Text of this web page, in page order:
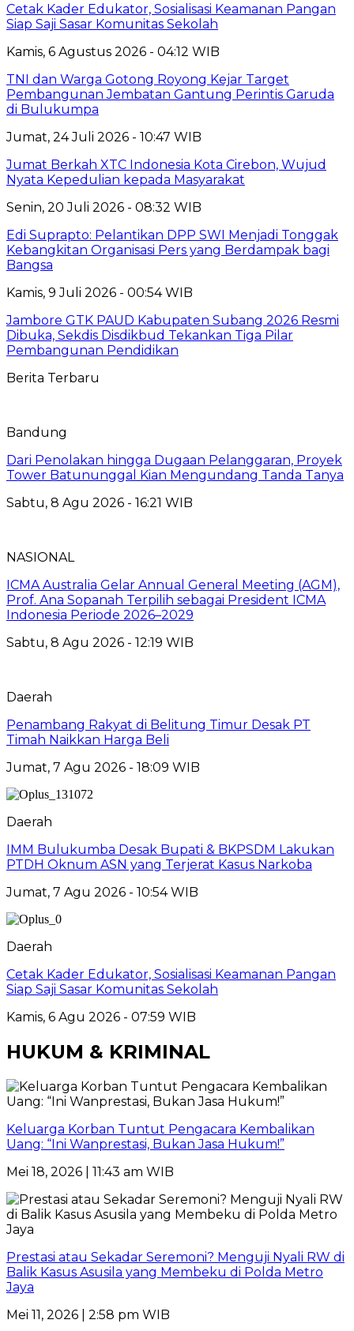
Cetak Kader Edukator, Sosialisasi Keamanan Pangan
Siap Saji Sasar Komunitas Sekolah
Kamis, 6 Agustus 2026 - 04:12 WIB
TNI dan Warga Gotong Royong Kejar Target
Pembangunan Jembatan Gantung Perintis Garuda
di Bulukumpa
Jumat, 24 Juli 2026 - 10:47 WIB
Jumat Berkah XTC Indonesia Kota Cirebon, Wujud
Nyata Kepedulian kepada Masyarakat
Senin, 20 Juli 2026 - 08:32 WIB
Edi Suprapto: Pelantikan DPP SWI Menjadi Tonggak
Kebangkitan Organisasi Pers yang Berdampak bagi
Bangsa
Kamis, 9 Juli 2026 - 00:54 WIB
Jambore GTK PAUD Kabupaten Subang 2026 Resmi
Dibuka, Sekdis Disdikbud Tekankan Tiga Pilar
Pembangunan Pendidikan
Berita Terbaru
Bandung
Dari Penolakan hingga Dugaan Pelanggaran, Proyek
Tower Batununggal Kian Mengundang Tanda Tanya
Sabtu, 8 Agu 2026 - 16:21 WIB
NASIONAL
ICMA Australia Gelar Annual General Meeting (AGM),
Prof. Ana Sopanah Terpilih sebagai President ICMA
Indonesia Periode 2026–2029
Sabtu, 8 Agu 2026 - 12:19 WIB
Daerah
Penambang Rakyat di Belitung Timur Desak PT
Timah Naikkan Harga Beli
Jumat, 7 Agu 2026 - 18:09 WIB
Daerah
IMM Bulukumba Desak Bupati & BKPSDM Lakukan
PTDH Oknum ASN yang Terjerat Kasus Narkoba
Jumat, 7 Agu 2026 - 10:54 WIB
Daerah
Cetak Kader Edukator, Sosialisasi Keamanan Pangan
Siap Saji Sasar Komunitas Sekolah
Kamis, 6 Agu 2026 - 07:59 WIB
HUKUM & KRIMINAL
Keluarga Korban Tuntut Pengacara Kembalikan
Uang: “Ini Wanprestasi, Bukan Jasa Hukum!”
Mei 18, 2026 | 11:43 am WIB
Prestasi atau Sekadar Seremoni? Menguji Nyali RW di
Balik Kasus Asusila yang Membeku di Polda Metro
Jaya
Mei 11, 2026 | 2:58 pm WIB